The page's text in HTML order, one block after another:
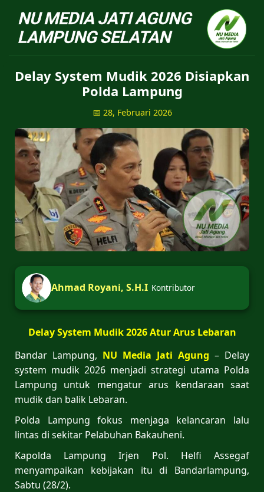
NU Jatiagung - Situs
Delay System Mudik 2026 Disiapkan
Polda Lampung
📅 28, Februari 2026
Ahmad Royani, S.H.I Kontributor
Delay System Mudik 2026 Atur Arus Lebaran
Bandar Lampung, NU Media Jati Agung – Delay
system mudik 2026 menjadi strategi utama Polda
Lampung untuk mengatur arus kendaraan saat
mudik dan balik Lebaran.
Polda Lampung fokus menjaga kelancaran lalu
lintas di sekitar Pelabuhan Bakauheni.
Kapolda Lampung Irjen Pol. Helfi Assegaf
menyampaikan kebijakan itu di Bandarlampung,
Sabtu (28/2).